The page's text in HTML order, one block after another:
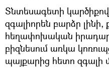
Տնտեսագետի
զգալիորեն բարձր
հեղափոխական
բիզնեսում առկա
պայքարից հետո զգալի